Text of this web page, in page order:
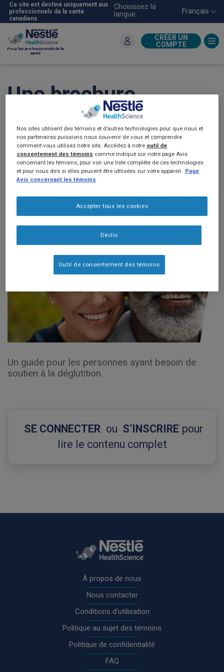
Aller
au
contenu
principal
Pour les professionnels de la
santé
Ce site est destiné uniquement aux
professionnels de la santé
canadiens
Choisissez la
langue:
Français
CRÉER UN
COMPTE
Une brochure
éducative sur la
dysphagie destinée
aux patients et aux
aidants
Un guide pour les personnes ayant besoin de
soutien à la déglutition
SE CONNECTER ou S’INSCRIRE pour
lire le contenu complet
À propos de nous
Nous contacter
Conditions d’utilisation
Politique au sujet des témoins
Politique de confidentialité
FAQ
Nos sites utilisent des témoins et d’autres technologies pour que nous et
nos partenaires puissions nous souvenir de vous et comprendre
comment vous utilisez notre site. Accédez à notre outil de
consentement des témoins comme indiqué sur notre page Avis
concernant les témoins, pour voir une liste complète de ces technologies
et pour nous dire si elles peuvent être utilisées sur votre appareil. Page
Avis concernant les témoins
Déclic
Accepter tous les cookies
Outil de consentement des témoins